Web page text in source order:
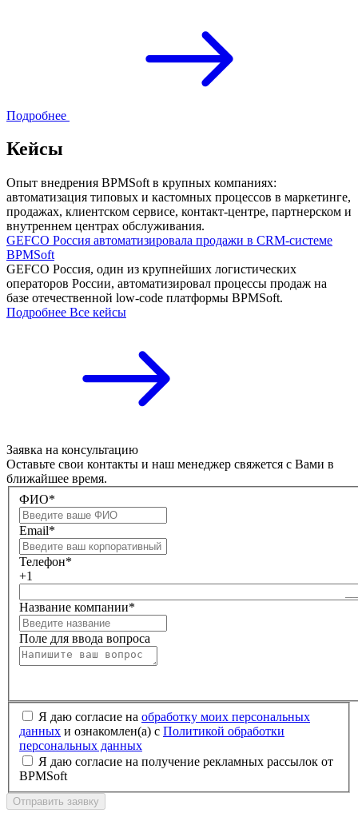
Подробнее
Кейсы
Опыт внедрения BPMSoft в крупных компаниях:
автоматизация типовых и кастомных процессов в маркетинге,
продажах, клиентском сервисе, контакт-центре, партнерском и
внутреннем центрах обслуживания.
GEFCO Россия автоматизировала продажи в CRM-системе
BPMSoft
GEFCO Россия, один из крупнейших логистических
операторов России, автоматизировал процессы продаж на
базе отечественной low-code платформы BPMSoft.
Подробнее Все кейсы
Заявка на консультацию
Оставьте свои контакты и наш менеджер свяжется с Вами в
ближайшее время.
ФИО*
Email*
Телефон*
+1
Название компании*
Поле для ввода вопроса
Я даю согласие на обработку моих персональных
данных и ознакомлен(а) с Политикой обработки
персональных данных
Я даю согласие на получение рекламных рассылок от
BPMSoft
Отправить заявку